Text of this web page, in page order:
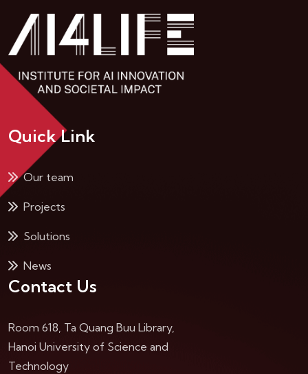
Quick Link
Our team
Projects
Solutions
News
Contact Us
Room 618, Ta Quang Buu Library,
Hanoi University of Science and
Technology